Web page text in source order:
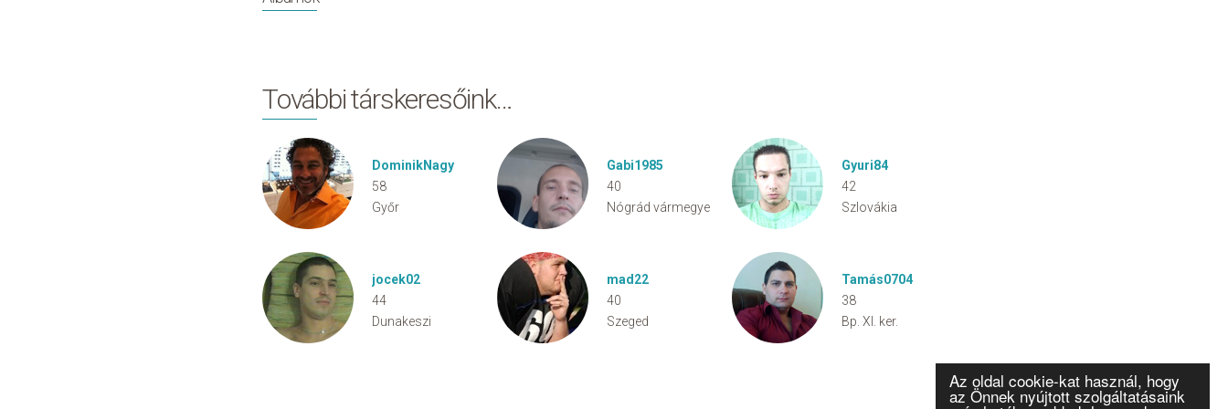
Az oldal cookie-kat használ, hogy
az Önnek nyújtott szolgáltatásaink
További társkeresőink…
DominikNagy
58
Győr
Gabi1985
40
Nógrád vármegye
Gyuri84
42
Szlovákia
jocek02
44
Dunakeszi
mad22
40
Szeged
Tamás0704
38
Bp. XI. ker.